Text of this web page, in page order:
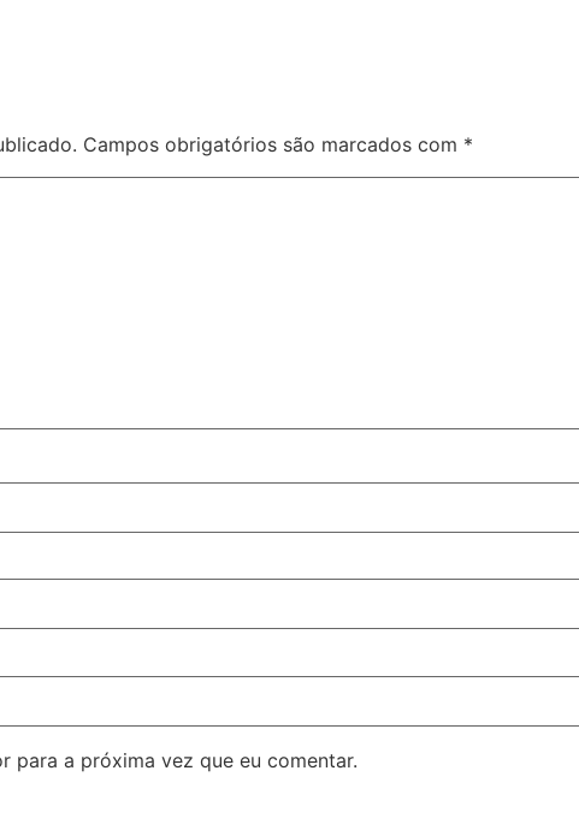
Campos obrigatórios são marcados com *
para a próxima vez que eu comentar.